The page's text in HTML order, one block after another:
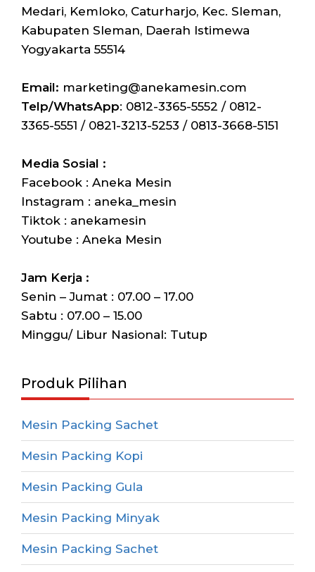
Medari, Kemloko, Caturharjo, Kec. Sleman,
Kabupaten Sleman, Daerah Istimewa
Yogyakarta 55514
Email: marketing@anekamesin.com
Telp/WhatsApp: 0812-3365-5552 / 0812-
3365-5551 / 0821-3213-5253 / 0813-3668-5151
Media Sosial :
Facebook : Aneka Mesin
Instagram : aneka_mesin
Tiktok : anekamesin
Youtube : Aneka Mesin
Jam Kerja :
Senin – Jumat : 07.00 – 17.00
Sabtu : 07.00 – 15.00
Minggu/ Libur Nasional: Tutup
Produk Pilihan
Mesin Packing Sachet
Mesin Packing Kopi
Mesin Packing Gula
Mesin Packing Minyak
Mesin Packing Sachet